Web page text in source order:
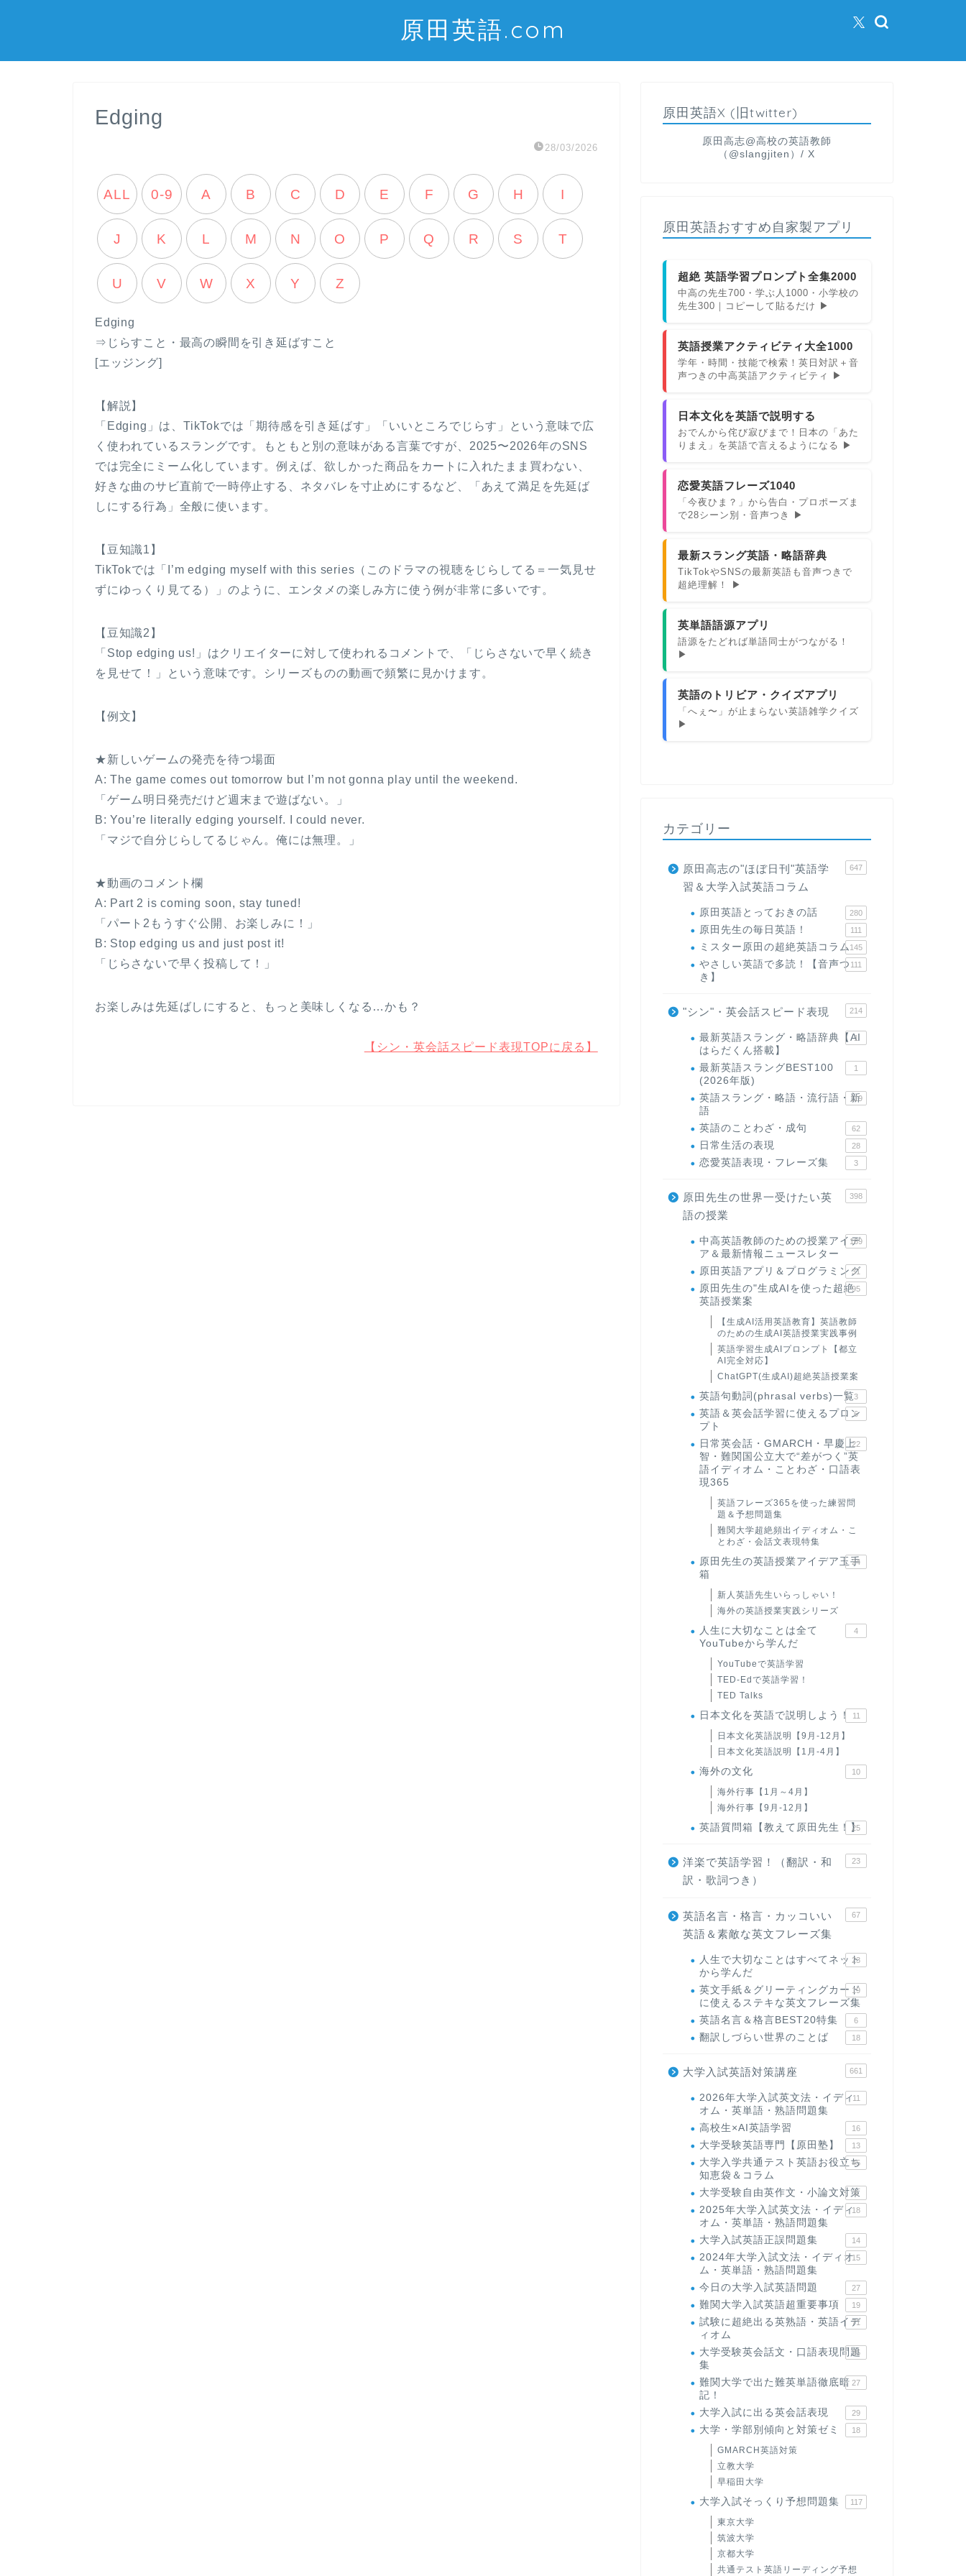
原田英語.com
Edging
28/03/2026
ALL 0-9 A B C D E F G H I
J K L M N O P Q R S T
U V W X Y Z
Edging
⇒じらすこと・最高の瞬間を引き延ばすこと
[エッジング]
【解説】
「Edging」は、TikTokでは「期待感を引き延ばす」「いいところでじらす」という意味で広
く使われているスラングです。もともと別の意味がある言葉ですが、2025〜2026年のSNS
では完全にミーム化しています。例えば、欲しかった商品をカートに入れたまま買わない、
好きな曲のサビ直前で一時停止する、ネタバレを寸止めにするなど、「あえて満足を先延ば
しにする行為」全般に使います。
【豆知識1】
TikTokでは「I’m edging myself with this series（このドラマの視聴をじらしてる＝一気見せ
ずにゆっくり見てる）」のように、エンタメの楽しみ方に使う例が非常に多いです。
【豆知識2】
「Stop edging us!」はクリエイターに対して使われるコメントで、「じらさないで早く続き
を見せて！」という意味です。シリーズものの動画で頻繁に見かけます。
【例文】
★新しいゲームの発売を待つ場面
A: The game comes out tomorrow but I’m not gonna play until the weekend.
「ゲーム明日発売だけど週末まで遊ばない。」
B: You’re literally edging yourself. I could never.
「マジで自分じらしてるじゃん。俺には無理。」
★動画のコメント欄
A: Part 2 is coming soon, stay tuned!
「パート2もうすぐ公開、お楽しみに！」
B: Stop edging us and just post it!
「じらさないで早く投稿して！」
お楽しみは先延ばしにすると、もっと美味しくなる…かも？
【シン・英会話スピード表現TOPに戻る】
原田英語X (旧twitter)
原田高志@高校の英語教師
（@slangjiten）/ X
原田英語おすすめ自家製アプリ
超絶 英語学習プロンプト全集2000
中高の先生700・学ぶ人1000・小学校の
先生300｜コピーして貼るだけ ▶
英語授業アクティビティ大全1000
学年・時間・技能で検索！英日対訳＋音
声つきの中高英語アクティビティ ▶
日本文化を英語で説明する
おでんから侘び寂びまで！日本の「あた
りまえ」を英語で言えるようになる ▶
恋愛英語フレーズ1040
「今夜ひま？」から告白・プロポーズま
で28シーン別・音声つき ▶
最新スラング英語・略語辞典
TikTokやSNSの最新英語も音声つきで
超絶理解！ ▶
英単語語源アプリ
語源をたどれば単語同士がつながる！
▶
英語のトリビア・クイズアプリ
「へぇ〜」が止まらない英語雑学クイズ
▶
カテゴリー
原田高志の"ほぼ日刊"英語学
習＆大学入試英語コラム
647
原田英語とっておきの話 280
原田先生の毎日英語！ 111
ミスター原田の超絶英語コラム145
やさしい英語で多読！【音声つ
き】
111
"シン"・英会話スピード表現 214
最新英語スラング・略語辞典【AI
はらだくん搭載】
1
最新英語スラングBEST100
(2026年版)
1
英語スラング・略語・流行語・新
語
119
英語のことわざ・成句 62
日常生活の表現 28
恋愛英語表現・フレーズ集 3
原田先生の世界一受けたい英
語の授業
398
中高英語教師のための授業アイデ
ア＆最新情報ニュースレター
169
原田英語アプリ＆プログラミング
31
原田先生の"生成AIを使った超絶
英語授業案
95
【生成AI活用英語教育】英語教師
のための生成AI英語授業実践事例
英語学習生成AIプロンプト【都立
AI完全対応】
ChatGPT(生成AI)超絶英語授業案
英語句動詞(phrasal verbs)一覧3
英語＆英会話学習に使えるプロン
プト
6
日常英会話・GMARCH・早慶上
智・難関国公立大で“差がつく”英
語イディオム・ことわざ・口語表
現365
22
英語フレーズ365を使った練習問
題＆予想問題集
難関大学超絶頻出イディオム・こ
とわざ・会話文表現特集
原田先生の英語授業アイデア玉手
箱
24
新人英語先生いらっしゃい！
海外の英語授業実践シリーズ
人生に大切なことは全て
YouTubeから学んだ
4
YouTubeで英語学習
TED-Edで英語学習！
TED Talks
日本文化を英語で説明しよう！ 11
日本文化英語説明【9月-12月】
日本文化英語説明【1月-4月】
海外の文化 10
海外行事【1月～4月】
海外行事【9月-12月】
英語質問箱【教えて原田先生！】
25
洋楽で英語学習！（翻訳・和
訳・歌詞つき）
23
英語名言・格言・カッコいい
英語＆素敵な英文フレーズ集
67
人生で大切なことはすべてネット
から学んだ
23
英文手紙＆グリーティングカード
に使えるステキな英文フレーズ集
19
英語名言＆格言BEST20特集 6
翻訳しづらい世界のことば 18
大学入試英語対策講座 661
2026年大学入試英文法・イディ
オム・英単語・熟語問題集
11
高校生×AI英語学習 16
大学受験英語専門【原田塾】 13
大学入学共通テスト英語お役立ち
知恵袋＆コラム
45
大学受験自由英作文・小論文対策
8
2025年大学入試英文法・イディ
オム・英単語・熟語問題集
18
大学入試英語正誤問題集 14
2024年大学入試文法・イディオ
ム・英単語・熟語問題集
15
今日の大学入試英語問題 27
難関大学入試英語超重要事項 19
試験に超絶出る英熟語・英語イデ
ィオム
71
大学受験英会話文・口語表現問題
集
35
難関大学で出た難英単語徹底暗
記！
27
大学入試に出る英会話表現 29
大学・学部別傾向と対策ゼミ 18
GMARCH英語対策
立教大学
早稲田大学
大学入試そっくり予想問題集 117
東京大学
筑波大学
京都大学
共通テスト英語リーディング予想